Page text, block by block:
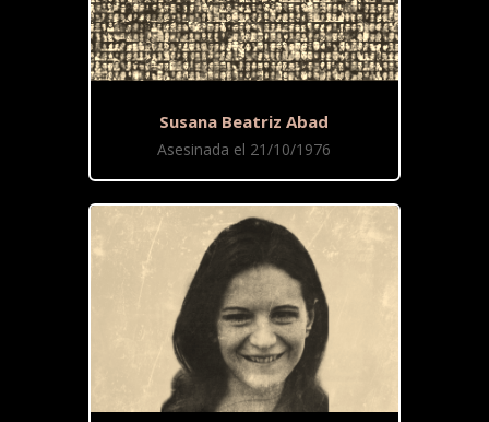
Susana Beatriz Abad
Asesinada el 21/10/1976